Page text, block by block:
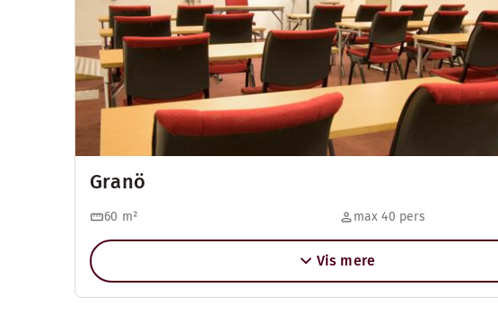
Granö
60 m² max 40 pers
Vis mere